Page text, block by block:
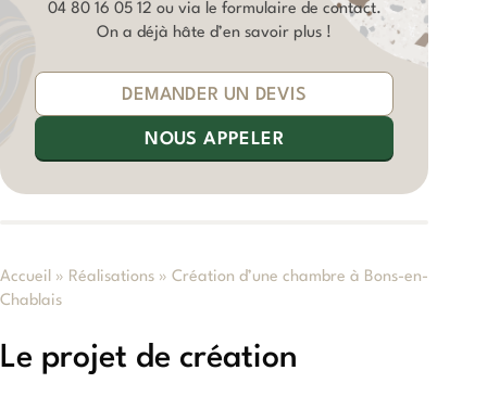
04 80 16 05 12 ou via le formulaire de contact.
On a déjà hâte d’en savoir plus !
DEMANDER UN DEVIS
NOUS APPELER
Accueil » Réalisations » Création d’une chambre à Bons-en-
Chablais
Le projet de création